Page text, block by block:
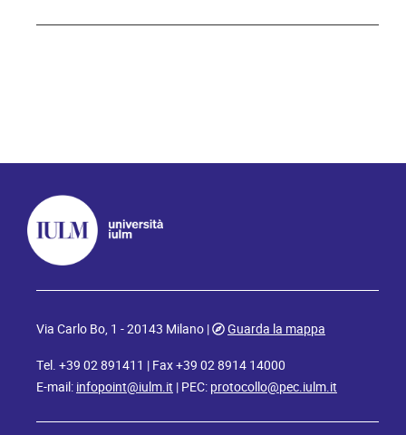
Via Carlo Bo, 1 - 20143 Milano |
Guarda la mappa
Tel. +39 02 891411 | Fax +39 02 8914 14000
E-mail: infopoint@iulm.it | PEC: protocollo@pec.iulm.it